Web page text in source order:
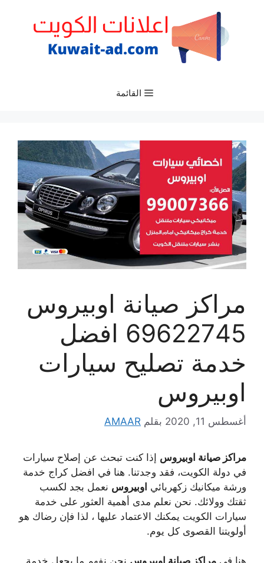
القائمة
مراكز صيانة اوبيروس
69622745 افضل
خدمة تصليح سيارات
اوبيروس
أغسطس 11, 2020 بقلم AMAAR
مراكز صيانة اوبيروس إذا كنت تبحث عن إصلاح سيارات
في دولة الكويت، فقد وجدتنا. هنا في افضل كراج خدمة
ورشة ميكانيك زكهربائي اوبيروس نعمل بجد لكسب
ثقتك وولائك. نحن نعلم مدى أهمية العثور على خدمة
سيارات الكويت يمكنك الاعتماد عليها ، لذا فإن رضاك ​​هو
أولويتنا القصوى كل يوم.